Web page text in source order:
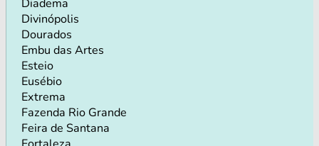
Diadema
Divinópolis
Dourados
Embu das Artes
Esteio
Eusébio
Extrema
Fazenda Rio Grande
Feira de Santana